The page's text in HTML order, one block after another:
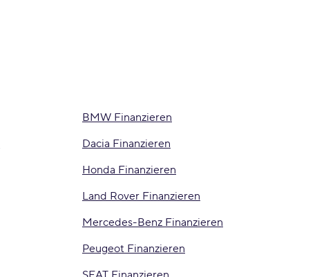
BMW Finanzieren
Dacia Finanzieren
Honda Finanzieren
Land Rover Finanzieren
Mercedes-Benz Finanzieren
Peugeot Finanzieren